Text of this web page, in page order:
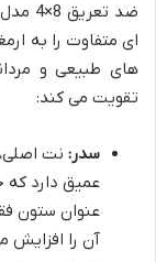
ضد
ای متفاوت را به
های طبیعی و
تقویت می کند:
سدر: نت
عمیق دارد که
عنوان ستون
آن را افزایش